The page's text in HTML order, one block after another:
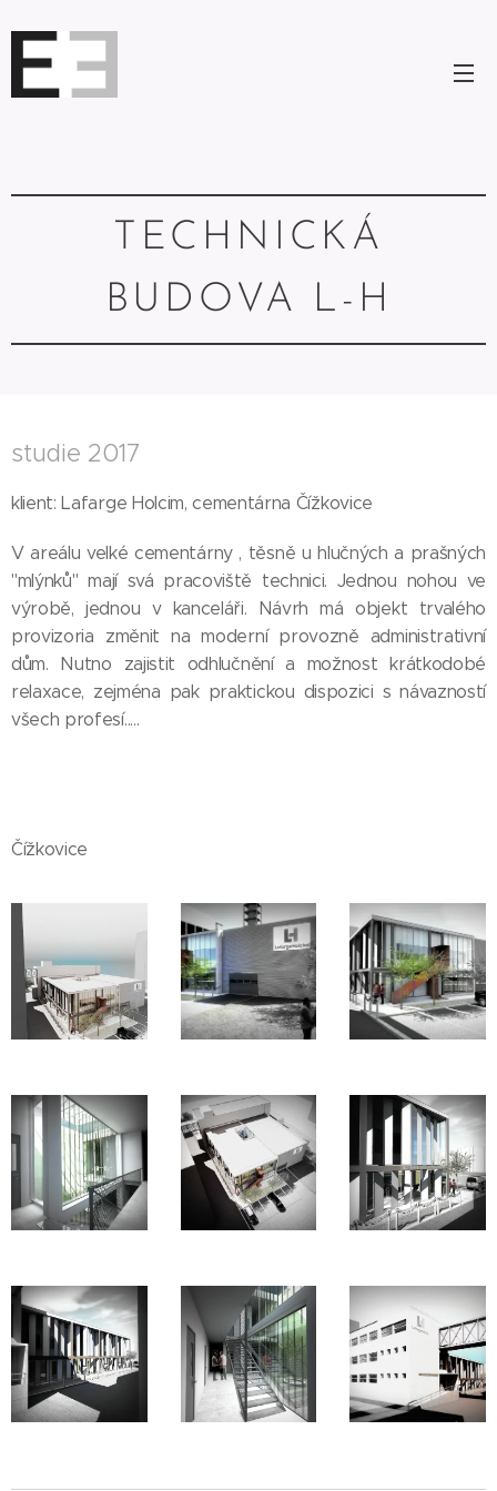
TECHNICKÁ
BUDOVA L-H
studie 2017
klient: Lafarge Holcim, cementárna Čížkovice
V areálu velké cementárny , těsně u hlučných a prašných
"mlýnků" mají svá pracoviště technici. Jednou nohou ve
výrobě, jednou v kanceláři. Návrh má objekt trvalého
provizoria změnit na moderní provozně administrativní
dům. Nutno zajistit odhlučnění a možnost krátkodobé
relaxace, zejména pak praktickou dispozici s návazností
všech profesí.....
Čížkovice